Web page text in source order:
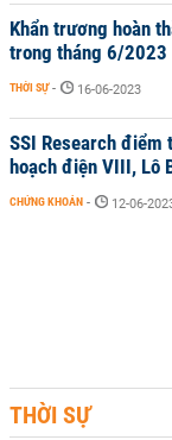
Khẩn trương hoàn
trong tháng 6/2023
THỜI SỰ - 16-06-2023
SSI Research điểm
hoạch điện VIII, Lô
CHỨNG KHOÁN - 12-06-
THỜI SỰ